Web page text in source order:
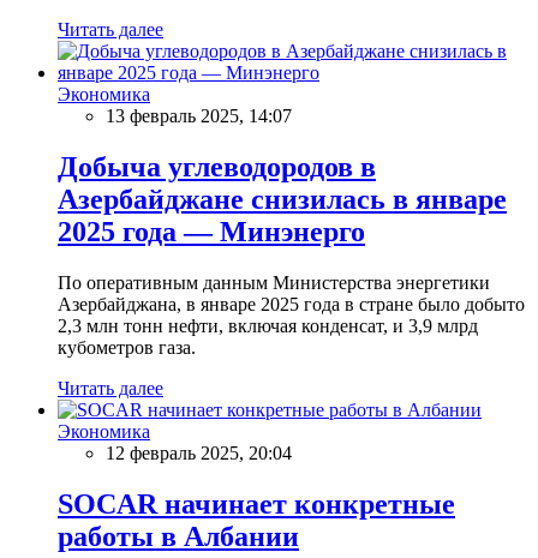
Читать далее
Экономика
13 февраль 2025, 14:07
Добыча углеводородов в
Азербайджане снизилась в январе
2025 года — Минэнерго
По оперативным данным Министерства энергетики
Азербайджана, в январе 2025 года в стране было добыто
2,3 млн тонн нефти, включая конденсат, и 3,9 млрд
кубометров газа.
Читать далее
Экономика
12 февраль 2025, 20:04
SOCAR начинает конкретные
работы в Албании